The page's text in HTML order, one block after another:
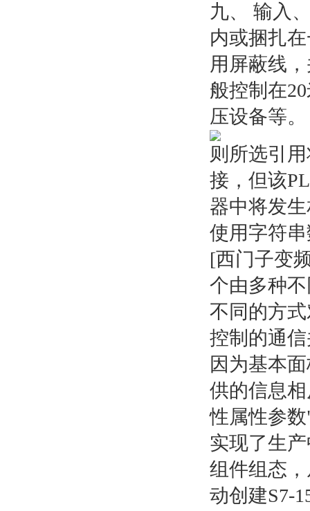
九、 输入
内或捆扎
用屏蔽线
般控制在
压设备等。
则所选引
接，但该
器中将发
使用字符
[西门子变
个由多种
不同的方
控制的通
因为基本
供的信息
性属性参数
实现了生
组件组态
动创建S7-